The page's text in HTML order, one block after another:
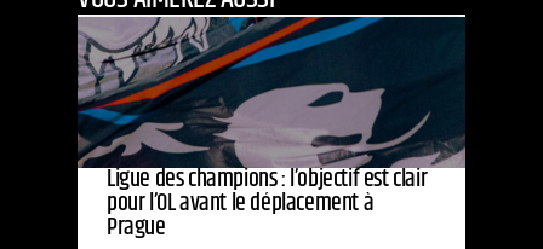
Ligue des champions : l’objectif est clair
pour l’OL avant le déplacement à
Prague